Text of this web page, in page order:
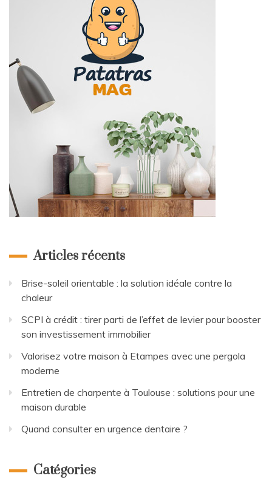
Articles récents
Brise-soleil orientable : la solution idéale contre la
chaleur
SCPI à crédit : tirer parti de l’effet de levier pour booster
son investissement immobilier
Valorisez votre maison à Etampes avec une pergola
moderne
Entretien de charpente à Toulouse : solutions pour une
maison durable
Quand consulter en urgence dentaire ?
Catégories